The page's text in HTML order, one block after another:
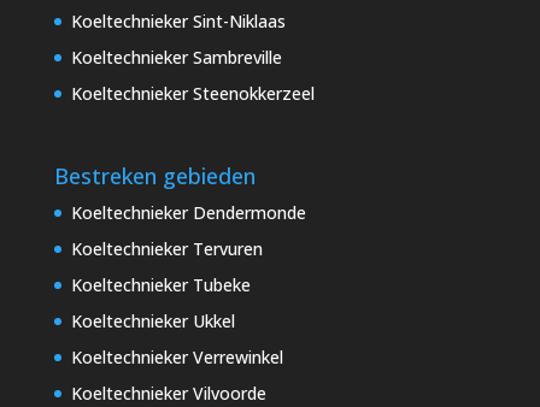
Koeltechnieker Sint-Niklaas
Koeltechnieker Sambreville
Koeltechnieker Steenokkerzeel
Bestreken gebieden
Koeltechnieker Dendermonde
Koeltechnieker Tervuren
Koeltechnieker Tubeke
Koeltechnieker Ukkel
Koeltechnieker Verrewinkel
Koeltechnieker Vilvoorde